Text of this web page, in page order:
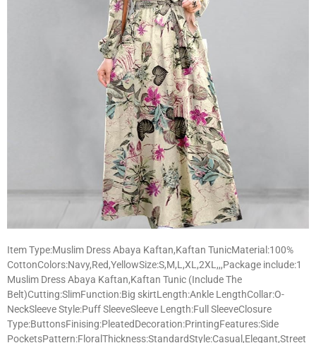
Item Type:Muslim Dress Abaya Kaftan,Kaftan TunicMaterial:100%
CottonColors:Navy,Red,YellowSize:S,M,L,XL,2XL,,,Package include:1
Muslim Dress Abaya Kaftan,Kaftan Tunic (Include The
Belt)Cutting:SlimFunction:Big skirtLength:Ankle LengthCollar:O-
NeckSleeve Style:Puff SleeveSleeve Length:Full SleeveClosure
Type:ButtonsFinising:PleatedDecoration:PrintingFeatures:Side
PocketsPattern:FloralThickness:StandardStyle:Casual,Elegant,Street